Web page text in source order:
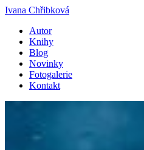
Ivana Chřibková
Autor
Knihy
Blog
Novinky
Fotogalerie
Kontakt